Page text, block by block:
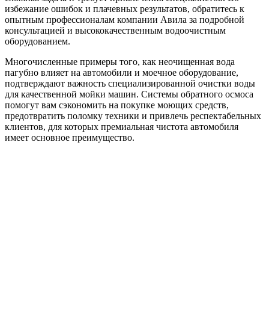
избежание ошибок и плачевных результатов, обратитесь к
опытным профессионалам компании Авила за подробной
консультацией и высококачественным водоочистным
оборудованием.
Многочисленные примеры того, как неочищенная вода
пагубно влияет на автомобили и моечное оборудование,
подтверждают важность специализированной очистки воды
для качественной мойки машин. Системы обратного осмоса
помогут вам сэкономить на покупке моющих средств,
предотвратить поломку техники и привлечь респектабельных
клиентов, для которых премиальная чистота автомобиля
имеет основное преимущество.